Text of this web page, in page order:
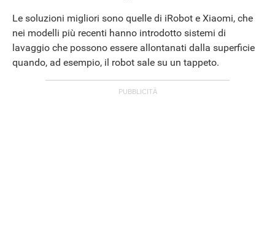
STREAMING E SERIE TV
Le soluzioni migliori sono quelle di iRobot e Xiaomi, che
nei modelli più recenti hanno introdotto sistemi di
lavaggio che possono essere allontanati dalla superficie
quando, ad esempio, il robot sale su un tappeto.